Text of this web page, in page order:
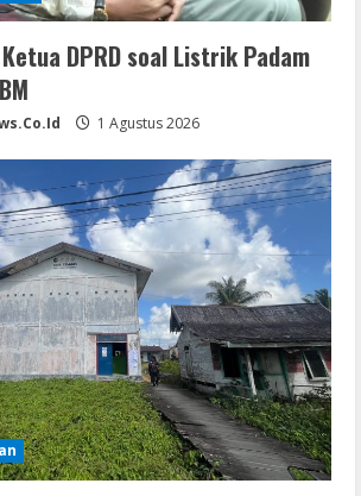
DPRD soal Listrik Padam
1 Agustus 2026